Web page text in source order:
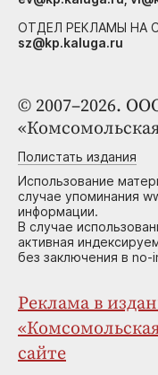
© 2007–2026.
Полистать издания
Использование
случае упоминания
информации.
В случае
активная
без заключения в
Реклама в
сайте
ОТДЕЛ РЕКЛАМЫ НА
sz@kp.kaluga.ru